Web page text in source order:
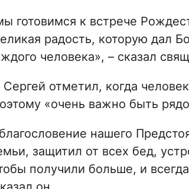
готовимся к встрече
радость, которую дал
человека», – сказал
отметил, когда
«очень важно быть
нашего
защитил от всех бед,
получили больше, и